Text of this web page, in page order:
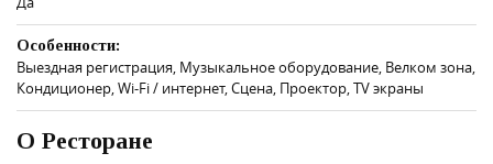
Особенности:
Выездная регистрация, Музыкальное оборудование, Велком зона,
Кондиционер, Wi-Fi / интернет, Сцена, Проектор, TV экраны
О Ресторане